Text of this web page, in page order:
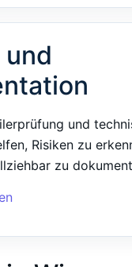
und
Risiken zu
zu